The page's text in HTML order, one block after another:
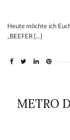
Heute möchte ich
„BEEFER […]
METRO